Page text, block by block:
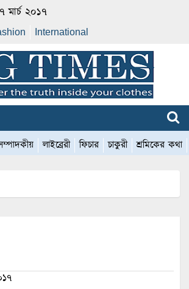
মার্চ ২০১৭
International
লাইব্রেরী ফিচার চাকুরী শ্রমিকের কথা